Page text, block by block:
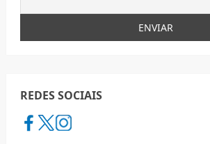
REDES SOCIAIS